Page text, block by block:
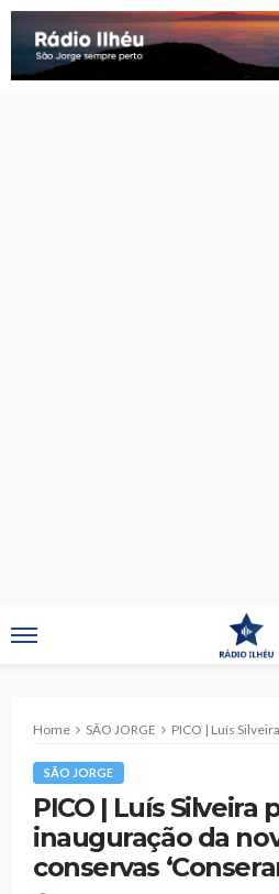
Home SÃO JORGE PICO | Luís Silveira presente na
SÃO JORGE
PICO | Luís Silveira
inauguração da
conservas